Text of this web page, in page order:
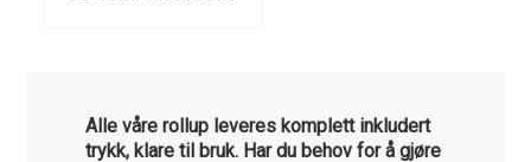
Alle våre rollup leveres komplett inkludert
trykk, klare til bruk. Har du behov for å gjøre